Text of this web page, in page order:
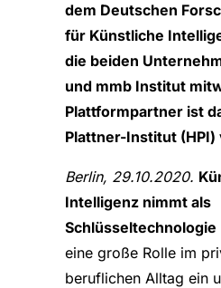
dem Deutschen
für Künstliche
die beiden
und mmb Institut
Plattformpartner ist
Plattner-Institut
Berlin, 29.10.2020.
Intelligenz nimmt als
Schlüsseltechnologie
eine große Rolle im
beruflichen Alltag ein